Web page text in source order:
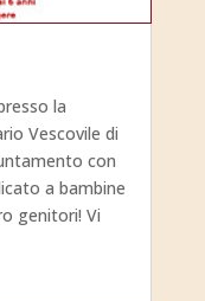
la
Vescovile di
con
a bambine
genitori! Vi